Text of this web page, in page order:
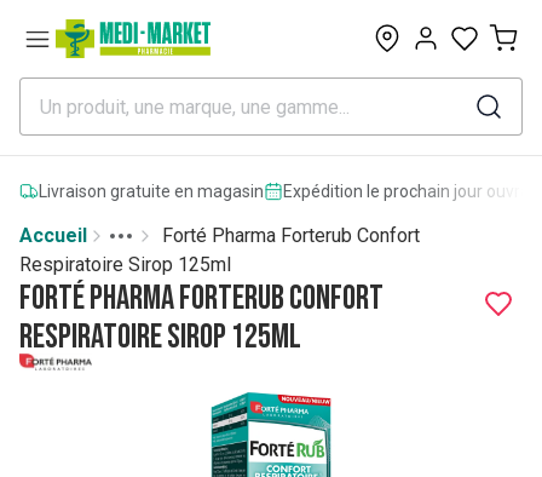
0
Livraison gratuite en magasin Expédition le prochain jour
Accueil
More
Toggle menu
Forté Pharma Forterub Confort
Respiratoire Sirop 125ml
Forté Pharma Forterub Confort
Respiratoire Sirop 125ml